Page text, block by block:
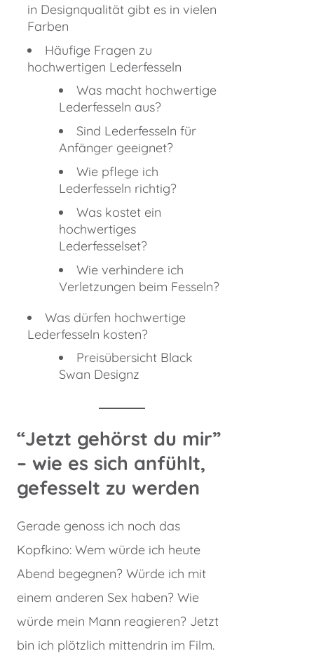
in Designqualität gibt es in vielen
Farben
Häufige Fragen zu
hochwertigen Lederfesseln
Was macht hochwertige
Lederfesseln aus?
Sind Lederfesseln für
Anfänger geeignet?
Wie pflege ich
Lederfesseln richtig?
Was kostet ein
hochwertiges
Lederfesselset?
Wie verhindere ich
Verletzungen beim Fesseln?
Was dürfen hochwertige
Lederfesseln kosten?
Preisübersicht Black
Swan Designz
“Jetzt gehörst du mir”
– wie es sich anfühlt,
gefesselt zu werden
Gerade genoss ich noch das
Kopfkino: Wem würde ich heute
Abend begegnen? Würde ich mit
einem anderen Sex haben? Wie
würde mein Mann reagieren? Jetzt
bin ich plötzlich mittendrin im Film.